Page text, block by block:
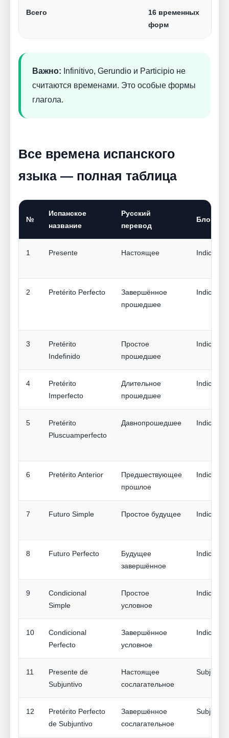
Всего
16 временных
форм
Важно: Infinitivo, Gerundio и Participio не
считаются временами. Это особые формы
глагола.
Все времена испанского
языка — полная таблица
№
Испанское
название
Русский
перевод
Блок
1 Presente Настоящее Indicativo
2 Pretérito Perfecto
Завершённое
прошедшее
Indicativo
3
Pretérito
Indefinido
Простое
прошедшее
Indicativo
4
Pretérito
Imperfecto
Длительное
прошедшее
Indicativo
5
Pretérito
Pluscuamperfecto
Давнопрошедшее Indicativo
6 Pretérito Anterior
Предшествующее
прошлое
Indicativo
7 Futuro Simple Простое будущее Indicativo
8 Futuro Perfecto
Будущее
завершённое
Indicativo
9
Condicional
Simple
Простое
условное
Indicativo
10
Condicional
Perfecto
Завершённое
условное
Indicativo
11
Presente de
Subjuntivo
Настоящее
сослагательное
12
Pretérito Perfecto
de Subjuntivo
Завершённое
сослагательное